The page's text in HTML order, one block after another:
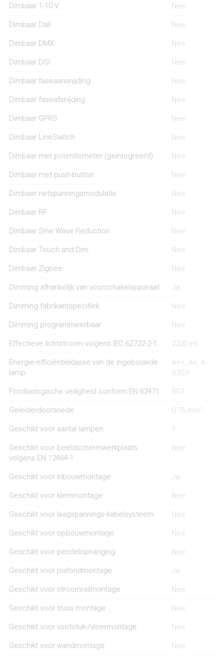
Dimbaar 1-10 V Nee
Dimbaar Dali Nee
Dimbaar DMX Nee
Dimbaar DSI Nee
Dimbaar faseaansnijding Nee
Dimbaar faseafsnijding Nee
Dimbaar GPRS Nee
Dimbaar LineSwitch Nee
Dimbaar met potentiometer (geïntegreerd) Nee
Dimbaar met push-button Nee
Dimbaar netspanningsmodulatie Nee
Dimbaar RF Nee
Dimbaar Sine Wave Reduction Nee
Dimbaar Touch and Dim Nee
Dimbaar Zigbee Nee
Dimming afhankelijk van voorschakelapparaat Ja
Dimming fabrikantspecifiek Nee
Dimming programmeerbaar Nee
Effectieve lichtstroom volgens IEC 62722-2-1 2200 lm
Energie-efficiëntieklasse van de ingebouwde
lamp
A++, A+, A
(LED)
Fotobiologische veiligheid conform EN 62471 RG1
Geleiderdoorsnede 0.75 mm²
Geschikt voor aantal lampen 1
Geschikt voor beeldschermwerkplaats
volgens EN 12464-1
Nee
Geschikt voor inbouwmontage Ja
Geschikt voor klemmontage Nee
Geschikt voor laagspannings-kabelsysteem Nee
Geschikt voor opbouwmontage Nee
Geschikt voor pendelophanging Nee
Geschikt voor plafondmontage Ja
Geschikt voor stroomrailmontage Nee
Geschikt voor truss montage Nee
Geschikt voor voetstuk-/vloermontage Nee
Geschikt voor wandmontage Nee